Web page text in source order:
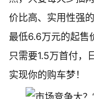
价比高、实用性强
最低6.6万元的起售
只需要1.5万首付，
实现你的购车梦！